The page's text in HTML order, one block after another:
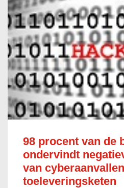
98 procent van de
ondervindt
van
toeleveringsketen